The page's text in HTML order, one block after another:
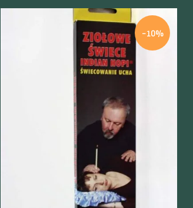
-10%
Szybki podgląd